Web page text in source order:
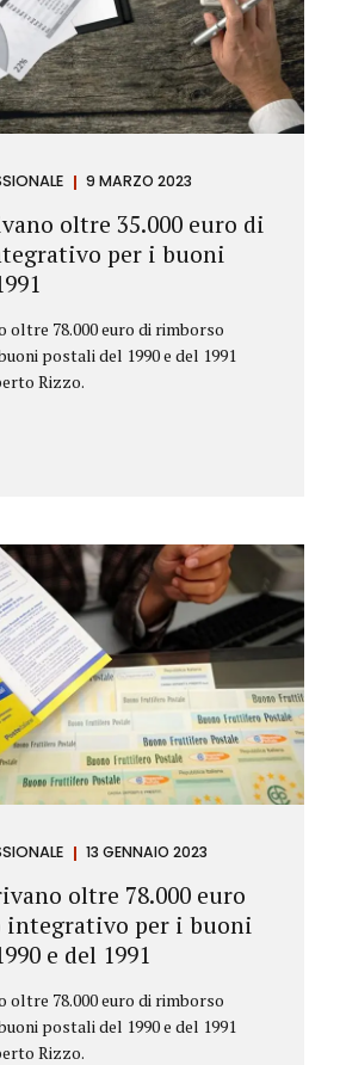
9 MARZO 2023
oltre 35.000 euro di
per i buoni
oltre 78.000 euro di rimborso
postali del 1990 e del 1991
Rizzo.
13 GENNAIO 2023
oltre 78.000 euro
integrativo per i buoni
e del 1991
oltre 78.000 euro di rimborso
postali del 1990 e del 1991
Rizzo.